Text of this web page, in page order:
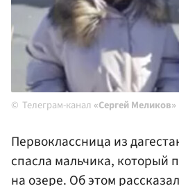
Телеграм-канал «Сергей Меликов»
Первоклассница из
спасла мальчика, который
на озере. Об этом